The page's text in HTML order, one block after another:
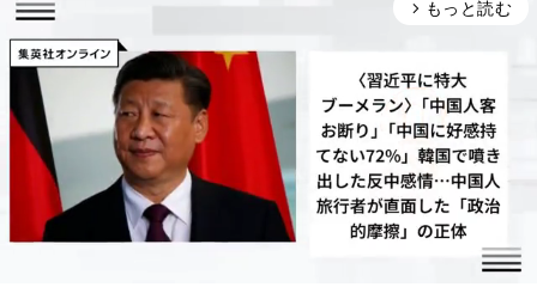
arrow_forward_ios もっと読む